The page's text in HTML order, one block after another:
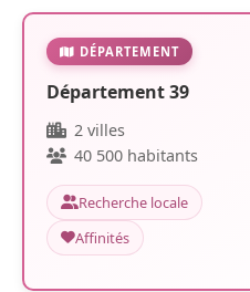
DÉPARTEMENT
Département 39
2 villes
40 500 habitants
Recherche locale
Affinités